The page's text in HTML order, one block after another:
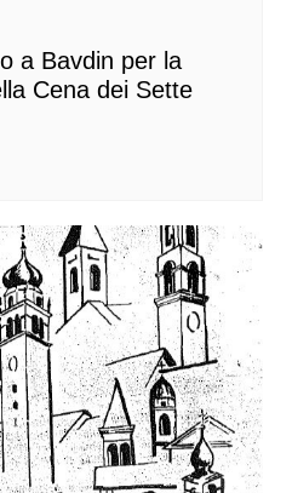
a Bavdin per la
Cena dei Sette